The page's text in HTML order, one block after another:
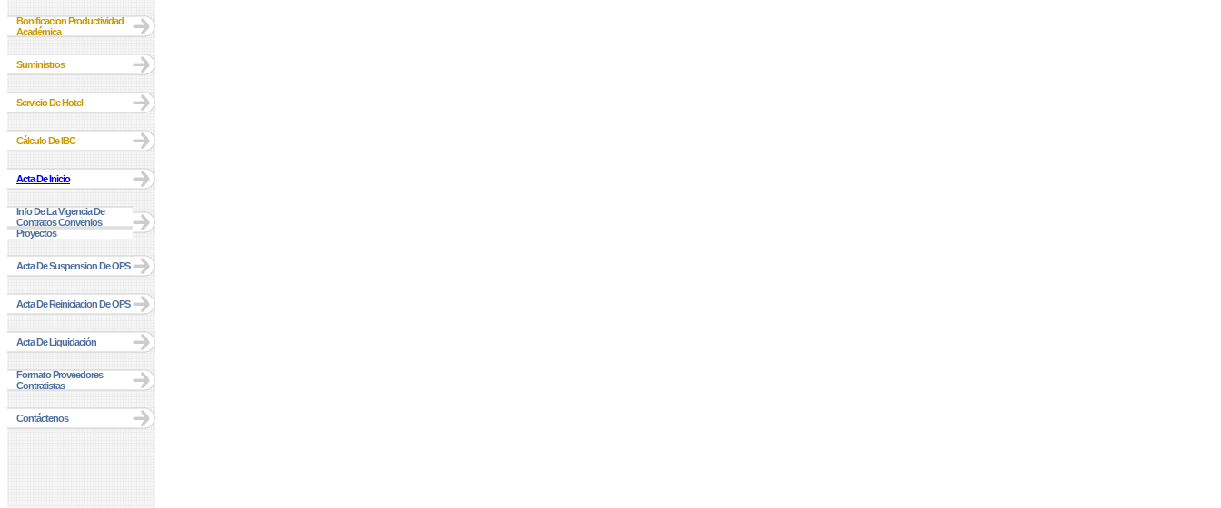
Bonificacion Productividad
Académica
Suministros
Servicio De Hotel
Cálculo De IBC
Acta De Inicio
Info De La Vigencia De
Contratos Convenios
Proyectos
Acta De Suspension De OPS
Acta De Reiniciacion De OPS
Acta De Liquidación
Formato Proveedores
Contratistas
Contáctenos